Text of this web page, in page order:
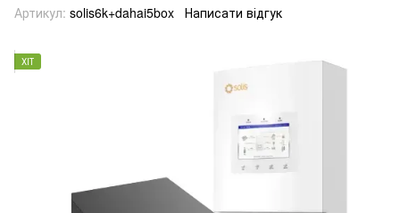
Артикул: solis6k+dahai5box Написати відгук
ХІТ